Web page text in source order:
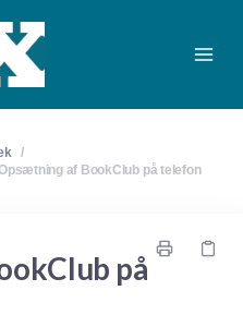
/
af BookClub på telefon
på